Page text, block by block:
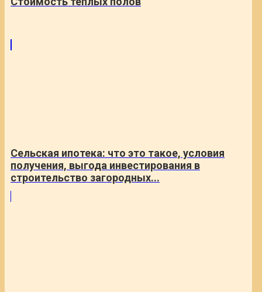
Сельская ипотека: что это такое, условия
получения, выгода инвестирования в
строительство загородных...